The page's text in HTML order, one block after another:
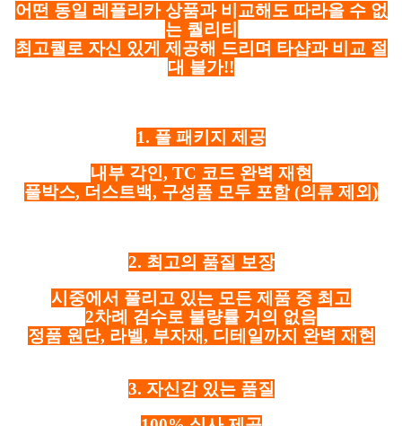
어떤 동일 레플리카 상품과 비교해도 따라올 수 없
는 퀄리티
최고퀄로 자신 있게 제공해 드리며 타샵과 비교 절
대 불가!!
1. 풀 패키지 제공
내부 각인, TC 코드 완벽 재현
풀박스, 더스트백, 구성품 모두 포함 (의류 제외)
2. 최고의 품질 보장
시중에서 풀리고 있는 모든 제품 중 최고
2차례 검수로 불량률 거의 없음
정품 원단, 라벨, 부자재, 디테일까지 완벽 재현
3. 자신감 있는 품질